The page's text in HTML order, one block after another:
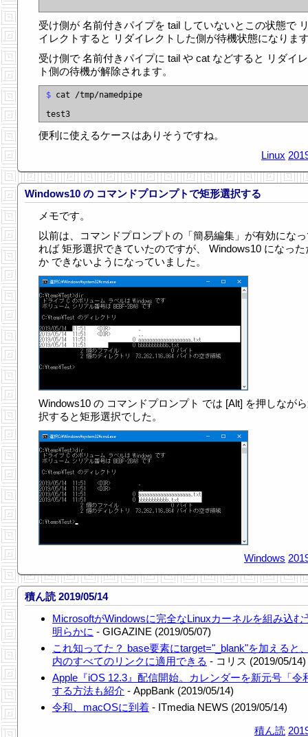
受け側が 名前付きパイプを tail していないとこの状態で
イレクトすると リダイレクトした側が待機状態になりま
受け側で 名前付きパイプに tail や cat などすると リダイ
ト側の待機が解除されます。
$ cat /tmp/namedpipe
便利に使えるケースはありそうですね。
Linux
Windows10 の コマンドプロンプトで矩形選択する
メモです。
以前は、コマンドプロンプトの「簡易編集」が有効にな
れば 矩形選択できていたのですが、 Windows10 になった
か できないようになっていました。
Windows10 の コマンドプロンプト では [Alt] を押しなが
択すると矩形選択でした。
Windows
積ん読 2019/05/14
MicrosoftがWindowsに完全なLinuxカーネルを組み込む
明らかに - GIGAZINE (2019/05/07)
これ知ってた？ base要素にtarget="_blank"を加えると
内のすべてのリンクに適用できる - コリス (2019/05/14)
Apple『iOS 12.3』配信開始。カレンダーを新元号「令
する方法も紹介 - AppBank (2019/05/14)
令和、macOSに到着 - ITmedia NEWS (2019/05/14)
積ん読